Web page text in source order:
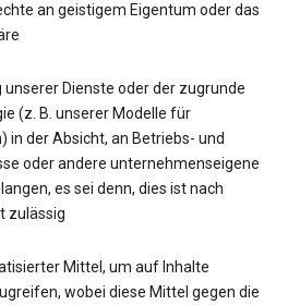
an geistigem Eigentum oder das
unserer Dienste oder der zugrunde
(z. B. unserer Modelle für
in der Absicht, an Betriebs- und
oder andere unternehmenseigene
es sei denn, dies ist nach
zulässig
Mittel, um auf Inhalte
wobei diese Mittel gegen die